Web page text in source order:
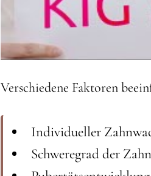
Verschiedene Faktoren
Individueller
Schweregrad der